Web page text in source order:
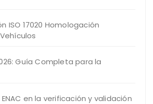
ISO 17020 Homologación
Guía Completa para la
ENAC en la verificación y validación